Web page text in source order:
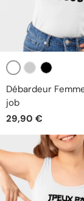
Blanc
Débardeur
job
29,90 €